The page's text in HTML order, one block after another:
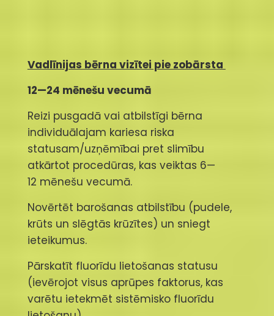
Vadlīnijas bērna vizītei pie zobārsta
12—24 mēnešu vecumā
Reizi pusgadā vai atbilstīgi bērna
individuālajam kariesa riska
statusam/uzņēmībai pret slimību
atkārtot procedūras, kas veiktas 6—
12 mēnešu vecumā.
Novērtēt barošanas atbilstību (pudele,
krūts un slēgtās krūzītes) un sniegt
ieteikumus.
Pārskatīt fluorīdu lietošanas statusu
(ievērojot visus aprūpes faktorus, kas
varētu ietekmēt sistēmisko fluorīdu